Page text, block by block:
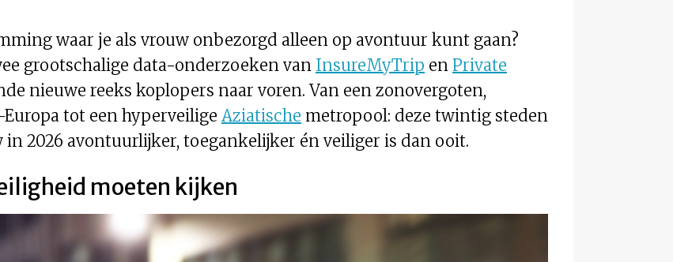
waar je als vrouw onbezorgd alleen op avontuur kunt gaan?
grootschalige data-onderzoeken van InsureMyTrip en Private
nieuwe reeks koplopers naar voren. Van een zonovergoten,
tot een hyperveilige Aziatische metropool: deze twintig steden
2026 avontuurlijker, toegankelijker én veiliger is dan ooit.
moeten kijken